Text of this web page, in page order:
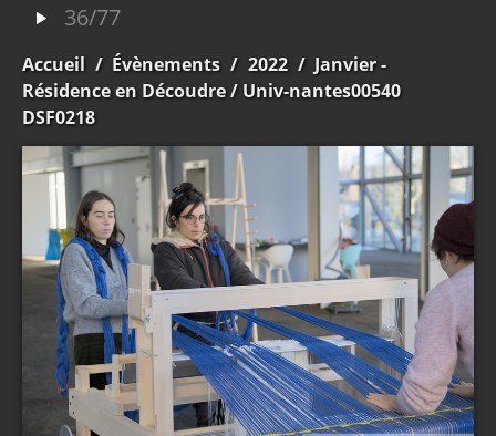
36/77
Accueil / Évènements / 2022 / Janvier -
Résidence en Découdre/ Univ-nantes00540
DSF0218